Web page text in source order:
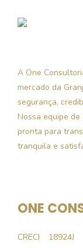
A One
mercado da
segurança,
Nossa equipe de
pronta para
tranquila e
ONE
CRECI
18924J